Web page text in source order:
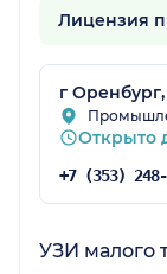
Лицензия
г
Открыто
УЗИ малого